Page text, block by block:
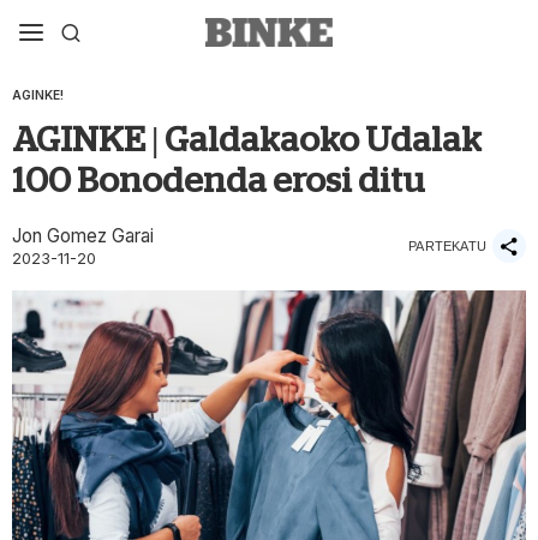
AGINKE!
AGINKE | Galdakaoko Udalak
100 Bonodenda erosi ditu
Jon Gomez Garai
2023-11-20
PARTEKATU